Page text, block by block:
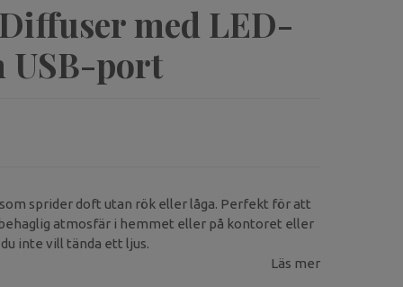
med LED-
USB-port
sprider doft utan rök eller låga. Perfekt för att
atmosfär i hemmet eller på kontoret eller
inte vill tända ett ljus.
Läs mer